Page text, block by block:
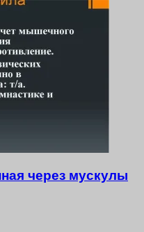
через мускулы